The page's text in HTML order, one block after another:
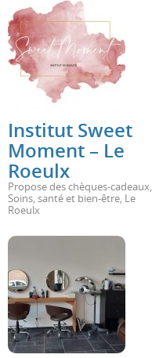
Institut Sweet
Moment – Le
Roeulx
Propose des chèques-cadeaux,
Soins, santé et bien-être, Le
Roeulx